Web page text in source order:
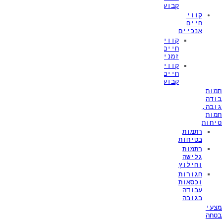
קבועים
קווי
חיים
אנכיים
קווי
חיים
זמניים
קווי
חיים
קבועים
רתמות
בטיחות
רתמות
גלישה
וחילוץ
חגורות
וכסאות
עבודה
בגובה